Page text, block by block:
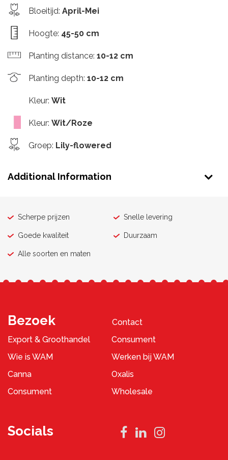
Bloeitijd: April-Mei
Hoogte: 45-50 cm
Planting distance: 10-12 cm
Planting depth: 10-12 cm
Kleur: Wit
Kleur: Wit/Roze
Groep: Lily-flowered
Additional Information
Scherpe prijzen Snelle levering
Goede kwaliteit Duurzaam
Alle soorten en maten
Bezoek
Contact
Export & Groothandel
Consument
Wie is WAM
Werken bij WAM
Canna
Oxalis
Consument
Wholesale
Socials